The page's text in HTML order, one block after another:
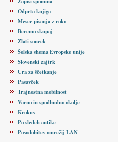
Odprta knjiga
Mesec pisanja z roko
Beremo skupaj
Zlati sonček
Šolska shema Evropske unije
Slovenski zajtrk
Ura za ščetkanje
Pasavček
Trajnostna mobilnost
Varno in spodbudno okolje
Krokus
Po sledeh antike
Posodobitev omrežij LAN